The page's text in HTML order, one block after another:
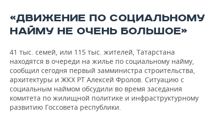
ДЕКЛАРАЦИИ О ДОХОДАХ
КОРОЛИ ГОСЗАКАЗА ПФО
ВУЗЫ ТАТАРСТАНА
КОМУ ПРИНАДЛЕЖАТ
ТОРГОВЫЕ ЦЕНТРЫ
ТАТАРСТАНА
НОВОСТИ ЭКОНОМИКИ
ФИНАНСЫ
БАНКИ
БЮДЖЕТ
ИНВЕСТИЦИИ
ПРОМЫШЛЕННОСТЬ
НОВОСТИ
АГРОПРОМ
МАШИНОСТРОЕНИЕ
НЕФТЕХИМИЯ
НЕДВИЖИМОСТЬ
НОВОСТИ НЕДВИЖИМОСТИ
АВТО
НОВОСТИ АВТО
БИЗНЕС
НОВОСТИ БИЗНЕСА
ТЕХНОЛОГИИ
«ДВИЖЕНИЕ ПО СОЦИАЛЬНОМУ
НАЙМУ НЕ ОЧЕНЬ БОЛЬШОЕ»
41 тыс. семей, или 115 тыс. жителей, Татарстана
находятся в очереди на жилье по социальному найму,
сообщил сегодня первый замминистра строительства,
архитектуры и ЖКХ РТ Алексей Фролов. Ситуацию с
социальным наймом обсудили во время заседания
комитета по жилищной политике и инфраструктурному
развитию Госсовета республики.